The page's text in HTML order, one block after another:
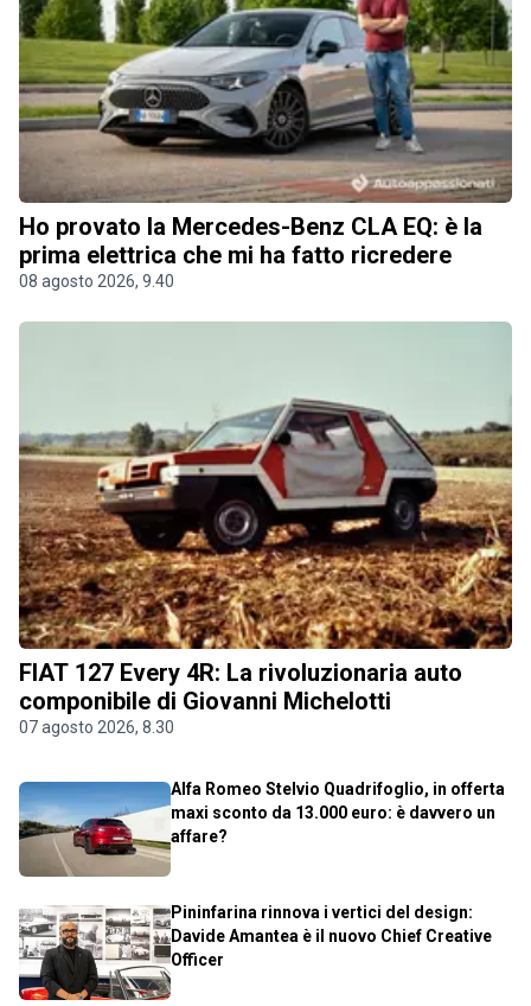
Ho provato la Mercedes-Benz CLA EQ: è la
prima elettrica che mi ha fatto ricredere
08 agosto 2026, 9.40
FIAT 127 Every 4R: La rivoluzionaria auto
componibile di Giovanni Michelotti
07 agosto 2026, 8.30
Alfa Romeo Stelvio Quadrifoglio, in offerta
maxi sconto da 13.000 euro: è davvero un
affare?
Pininfarina rinnova i vertici del design:
Davide Amantea è il nuovo Chief Creative
Officer